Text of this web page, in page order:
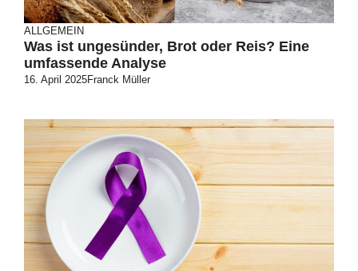
ALLGEMEIN
Was ist ungesünder, Brot oder Reis? Eine
umfassende Analyse
16. April 2025Franck Müller